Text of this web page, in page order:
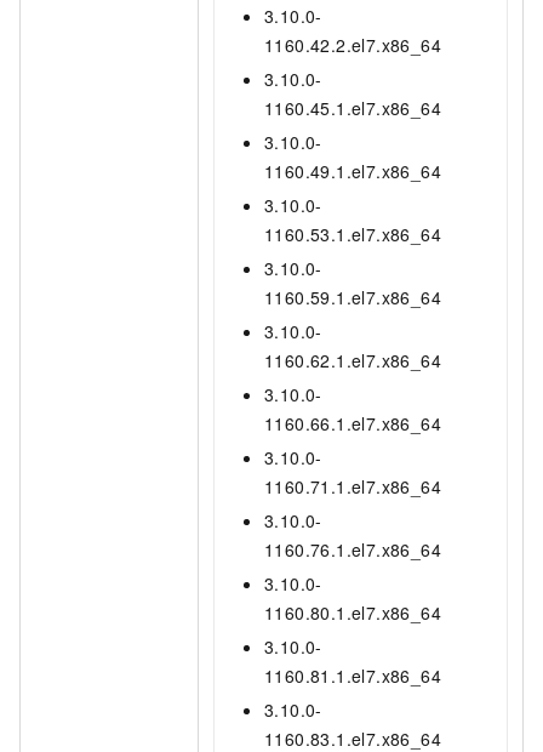
3.10.0-
1160.42.2.el7.x86_64
3.10.0-
1160.45.1.el7.x86_64
3.10.0-
1160.49.1.el7.x86_64
3.10.0-
1160.53.1.el7.x86_64
3.10.0-
1160.59.1.el7.x86_64
3.10.0-
1160.62.1.el7.x86_64
3.10.0-
1160.66.1.el7.x86_64
3.10.0-
1160.71.1.el7.x86_64
3.10.0-
1160.76.1.el7.x86_64
3.10.0-
1160.80.1.el7.x86_64
3.10.0-
1160.81.1.el7.x86_64
3.10.0-
1160.83.1.el7.x86_64